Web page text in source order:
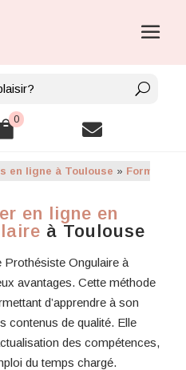
0 
en ligne à Toulouse » Formation
en ligne en
à Toulouse
Prothésiste Ongulaire à
avantages. Cette méthode
d’apprendre à son
contenus de qualité. Elle
des compétences,
du temps chargé.